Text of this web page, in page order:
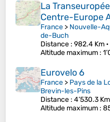
La
Centre-Europe
France > Nouvelle-
de-Buch
Distance : 982.4 Km •
Altitude maximum :
Eurovelo 6
France > Pays de la
Brevin-les-Pins
Distance : 4’530.3
Altitude maximum :